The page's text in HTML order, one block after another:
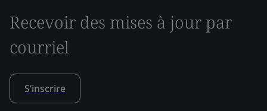
Recevoir des mises à jour par
courriel
S’inscrire